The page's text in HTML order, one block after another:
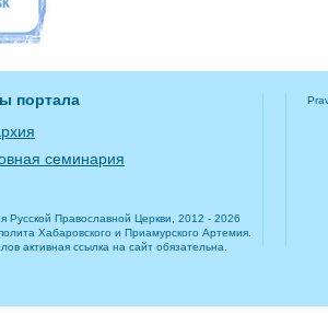
портала
семинария
Русской Православной Церкви, 2012 - 2026
Хабаровского и Приамурского Артемия.
активная ссылка на сайт обязательна.